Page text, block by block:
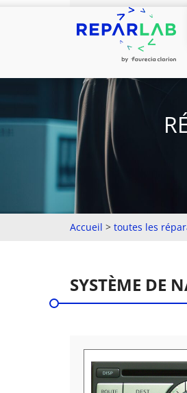
Accueil > toutes les
SYSTÈME DE